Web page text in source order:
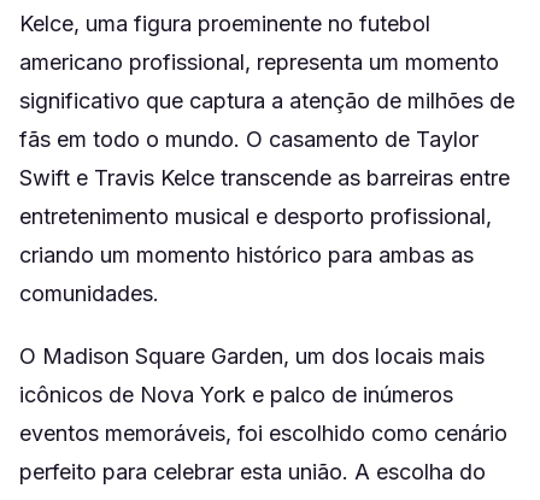
Kelce, uma figura proeminente no futebol
americano profissional, representa um momento
significativo que captura a atenção de milhões de
fãs em todo o mundo. O casamento de Taylor
Swift e Travis Kelce transcende as barreiras entre
entretenimento musical e desporto profissional,
criando um momento histórico para ambas as
comunidades.
O Madison Square Garden, um dos locais mais
icônicos de Nova York e palco de inúmeros
eventos memoráveis, foi escolhido como cenário
perfeito para celebrar esta união. A escolha do